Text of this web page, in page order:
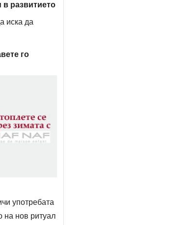
в развитието
иска да
го
употребата
на нов ритуал